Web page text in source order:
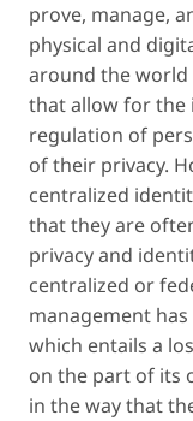
prove, manage,
physical and
around the world
that allow for the
regulation of
of their privacy.
centralized
that they are
privacy and
centralized or
management
which entails a
on the part of its
in the way that